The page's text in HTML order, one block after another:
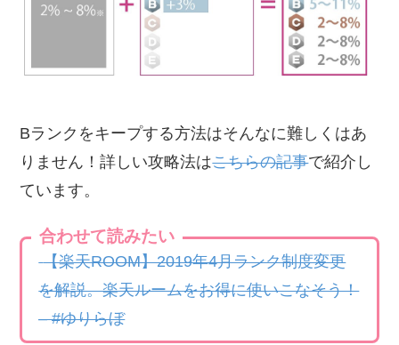
Bランクをキープする方法はそんなに難しくはあ
りません！詳しい攻略法はこちらの記事で紹介し
ています。
合わせて読みたい
【楽天ROOM】2019年4月ランク制度変更
を解説。楽天ルームをお得に使いこなそう！
– #ゆりらぼ